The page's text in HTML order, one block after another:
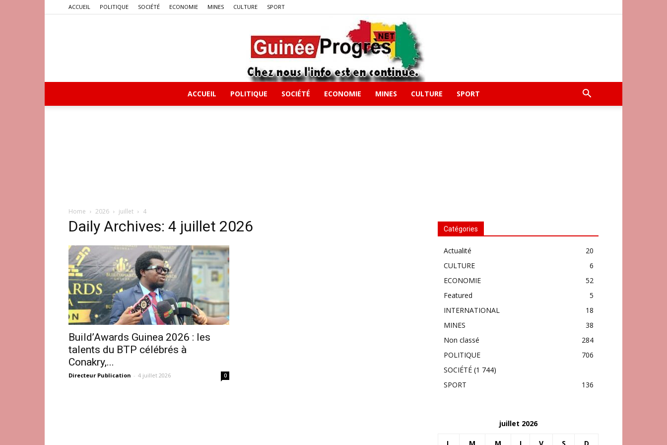
ACCUEIL POLITIQUE SOCIÉTÉ ECONOMIE MINES CULTURE SPORT
ACCUEIL POLITIQUE SOCIÉTÉ ECONOMIE MINES CULTURE SPORT
Home 2026 juillet 4
Daily Archives: 4 juillet 2026
Build’Awards Guinea 2026 : les
talents du BTP célébrés à
Conakry,...
Directeur Publication - 4 juillet 2026 0
Catégories
Actualité
20
CULTURE
6
ECONOMIE
52
Featured
5
INTERNATIONAL
18
MINES
38
Non classé
284
POLITIQUE
706
SOCIÉTÉ (1 744)
SPORT
136
juillet 2026
L M M J V S D